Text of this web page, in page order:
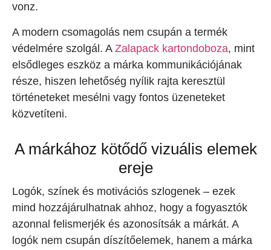
vonz.
A modern csomagolás nem csupán a termék
védelmére szolgál. A Zalapack kartondoboza, mint
elsődleges eszköz a márka kommunikációjának
része, hiszen lehetőség nyílik rajta keresztül
történeteket mesélni vagy fontos üzeneteket
közvetíteni.
A márkához kötődő vizuális elemek
ereje
Logók, színek és motivációs szlogenek – ezek
mind hozzájárulhatnak ahhoz, hogy a fogyasztók
azonnal felismerjék és azonosítsák a márkát. A
logók nem csupán díszítőelemek, hanem a márka